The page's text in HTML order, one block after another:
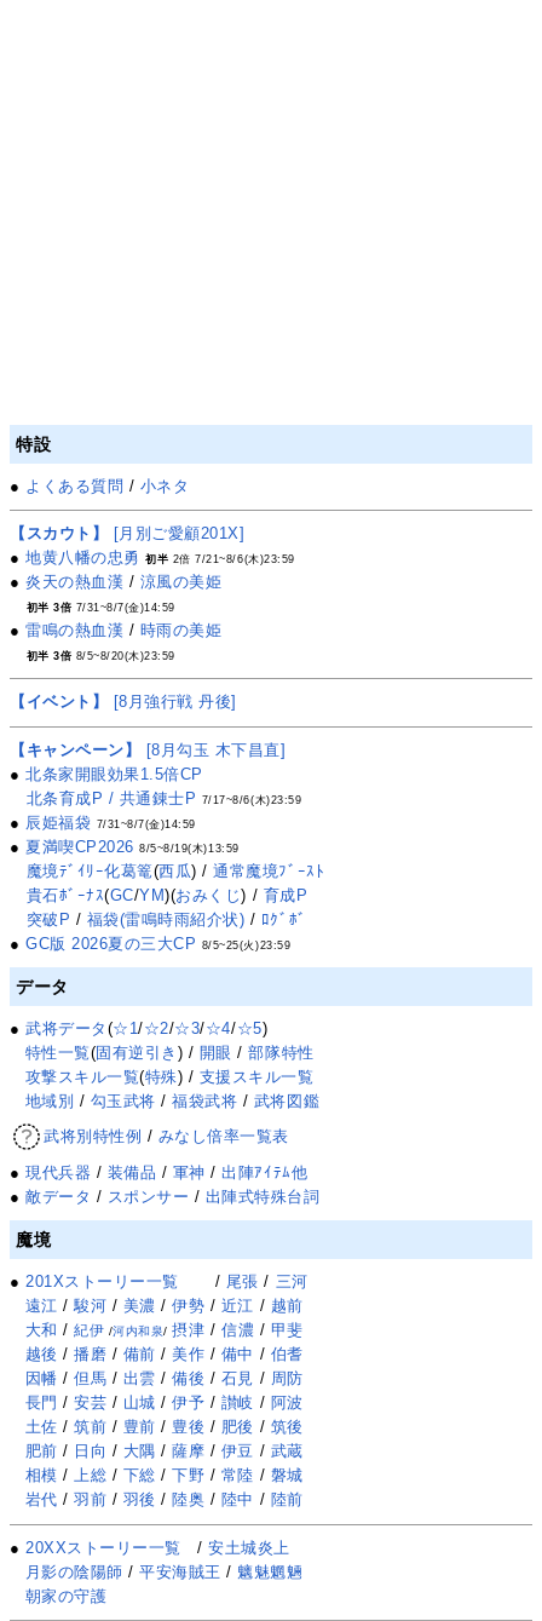
特設
● よくある質問 / 小ネタ
【スカウト】
[月別ご愛顧201X]
●地黄八幡の忠勇 初半 2倍 7/21~8/6(木)23:59
●炎天の熱血漢 / 涼風の美姫
初半 3倍 7/31~8/7(金)14:59
●雷鳴の熱血漢 / 時雨の美姫
初半 3倍 8/5~8/20(木)23:59
【イベント】 [8月強行戦 丹後]
【キャンペーン】
[8月勾玉 木下昌直]
●北条家開眼効果1.5倍CP
北条育成P / 共通錬士P 7/17~8/6(木)23:59
● 辰姫福袋 7/31~8/7(金)14:59
● 夏満喫CP2026 8/5~8/19(木)13:59
魔境ﾃﾞｲﾘｰ化葛篭(西瓜) /通常魔境ﾌﾞｰｽﾄ
貴石ﾎﾞｰﾅｽ(GC/YM)(おみくじ) / 育成P
突破P / 福袋(雷鳴時雨紹介状) / ﾛｸﾞﾎﾞ
●GC版 2026夏の三大CP 8/5~25(火)23:59
データ
●武将データ (☆1/☆2/☆3/☆4/☆5)
特性一覧(固有逆引き ) / 開眼 /部隊特性
攻撃スキル一覧(特殊) / 支援スキル一覧
地域別 / 勾玉武将 /福袋武将 / 武将図鑑
武将別特性例 / みなし倍率一覧表
●現代兵器 / 装備品 / 軍神 /出陣ｱｲﾃﾑ他
●敵データ / スポンサー / 出陣式特殊台詞
魔境
●201Xストーリー一覧 / 尾張 / 三河
遠江 /駿河 / 美濃 /伊勢 / 近江 / 越前
大和 /紀伊 /河内和泉/摂津 / 信濃 / 甲斐
越後 /播磨 / 備前 /美作 / 備中 / 伯耆
因幡 /但馬 / 出雲 /備後 / 石見 / 周防
長門 /安芸 / 山城 /伊予 / 讃岐 / 阿波
土佐 /筑前 / 豊前 / 豊後 / 肥後 / 筑後
肥前 / 日向 / 大隅 /薩摩 / 伊豆 / 武蔵
相模 /上総 / 下総 /下野 / 常陸 / 磐城
岩代 /羽前 / 羽後 / 陸奥 / 陸中 / 陸前
● 20XXストーリー一覧 /安土城炎上
月影の陰陽師 /平安海賊王 / 魑魅魍魎
朝家の守護